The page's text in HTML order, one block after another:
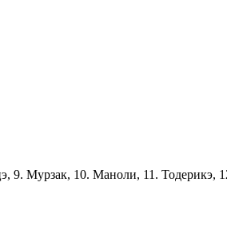
Мурзак, 10. Маноли, 11. Тодерикэ,